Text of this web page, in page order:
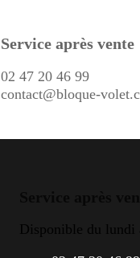
Service après vente
02 47 20 46 99
contact@bloque-
Disponible du lundi